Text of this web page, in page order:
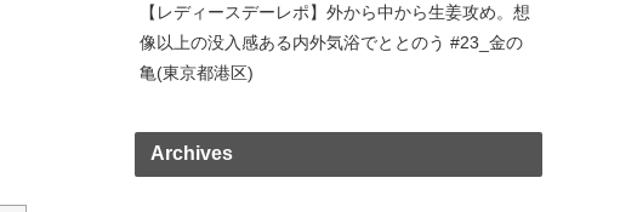
【レディースデーレポ】外から中から生姜攻め。想
像以上の没入感ある内外気浴でととのう #23_金の
亀(東京都港区)
Archives